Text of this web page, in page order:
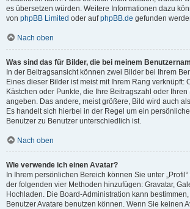
es übersetzen würden. Weitere Informationen dazu
von phpBB Limited oder aufphpBB.de gefunden
Nach oben
Was sind das für Bilder, die bei meinem
In der Beitragsansicht können zwei Bilder bei Ihrem
Eines dieser Bilder ist meist mit Ihrem Rang verknüpft:
Kästchen oder Punkte, die Ihre Beitragszahl oder Ihren
angeben. Das andere, meist größere, Bild wird auch
Es handelt sich hierbei in der Regel um ein
Benutzer zu Benutzer unterschiedlich ist.
Nach oben
Wie verwende ich einen Avatar?
In Ihrem persönlichen Bereich können Sie unter
der folgenden vier Methoden hinzufügen: Gravatar,
Hochladen. Die Board-Administration kann
Benutzer Avatare benutzen können. Wenn Sie keinen